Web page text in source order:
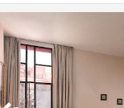
Navigate
to
interact
with
the
calendar